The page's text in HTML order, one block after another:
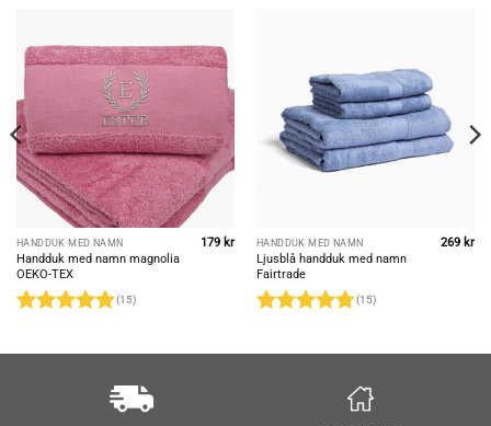
HANDDUK MED NAMN
Handduk med namn magnolia
OEKO-TEX
(15)
179kr HANDDUK MED NAMN
Ljusblå handduk med namn
Fairtrade
(15)
269kr